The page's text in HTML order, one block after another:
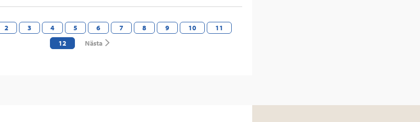
2 3 4 5 6 7 8 9 10
11
Du
12 Nästa